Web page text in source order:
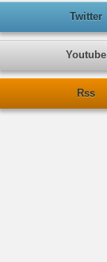
Twitter
Youtube
Rss